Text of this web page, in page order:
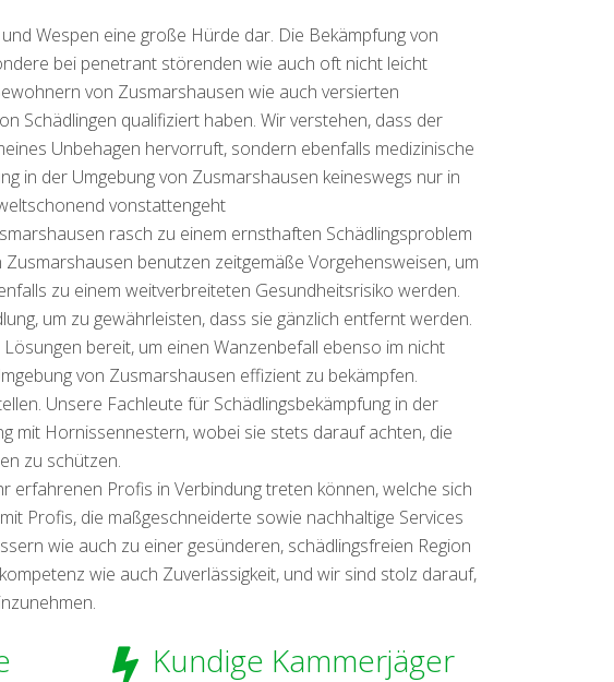
Wespen eine große Hürde dar. Die Bekämpfung von
bei penetrant störenden wie auch oft nicht leicht
von Zusmarshausen wie auch versierten
Schädlingen qualifiziert haben. Wir verstehen, dass der
Unbehagen hervorruft, sondern ebenfalls medizinische
in der Umgebung von Zusmarshausen keineswegs nur in
vonstattengeht
rasch zu einem ernsthaften Schädlingsproblem
benutzen zeitgemäße Vorgehensweisen, um
zu einem weitverbreiteten Gesundheitsrisiko werden.
um zu gewährleisten, dass sie gänzlich entfernt werden.
bereit, um einen Wanzenbefall ebenso im nicht
von Zusmarshausen effizient zu bekämpfen.
Unsere Fachleute für Schädlingsbekämpfung in der
mit Hornissennestern, wobei sie stets darauf achten, die
zu schützen.
Profis in Verbindung treten können, welche sich
Profis, die maßgeschneiderte sowie nachhaltige Services
wie auch zu einer gesünderen, schädlingsfreien Region
wie auch Zuverlässigkeit, und wir sind stolz darauf,
Kundige Kammerjäger